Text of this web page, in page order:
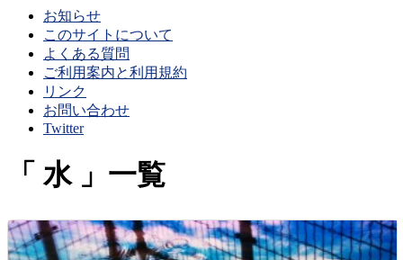
お知らせ
このサイトについて
よくある質問
ご利用案内と利用規約
リンク
お問い合わせ
Twitter
水 一覧